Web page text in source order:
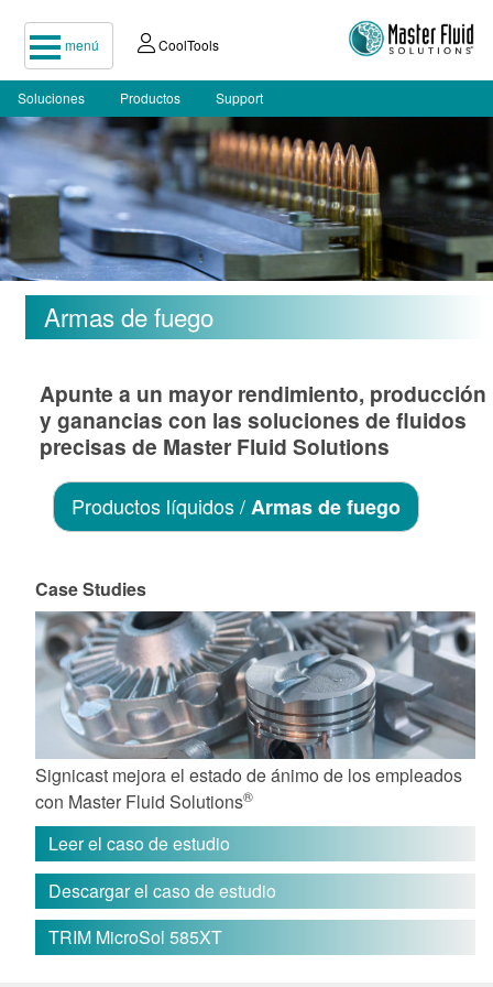
menú CoolTools
Soluciones Productos Support
Armas de fuego
Apunte a un mayor rendimiento, producción
y ganancias con las soluciones de fluidos
precisas de Master Fluid Solutions
Productos líquidos /Armas de fuego
Case Studies
Signicast mejora el estado de ánimo de los empleados
con Master Fluid Solutions®
Leer el caso de estudio
Descargar el caso de estudio
TRIM MicroSol 585XT